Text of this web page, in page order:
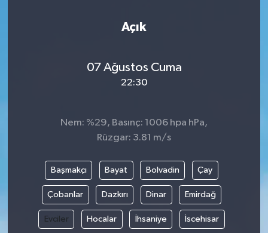
Açık
07 Ağustos Cuma
22:30
Nem: %29, Basınç: 1006 hpa hPa,
Rüzgar: 3.81 m/s
Başmakçı Bayat Bolvadin Çay
Çobanlar Dazkırı Dinar Emirdağ
Evciler Hocalar İhsaniye İscehisar
Yerel Yönetimler